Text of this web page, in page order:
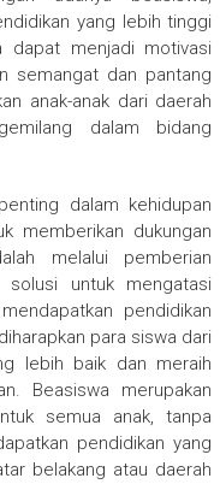
yang lebih tinggi
dapat menjadi motivasi
semangat dan pantang
anak-anak dari daerah
dalam bidang
dalam kehidupan
memberikan dukungan
melalui pemberian
untuk mengatasi
pendidikan
para siswa dari
lebih baik dan meraih
Beasiswa merupakan
semua anak, tanpa
pendidikan yang
belakang atau daerah